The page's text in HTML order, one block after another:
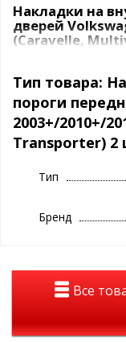
Накладки на
дверей
(Caravelle,
Артикул: NV-153802
Поверхность:
Покрытие: нет
Вес: 300 гр
Размер в упаковке:
Комплектация:
лакокрасочное
повреждение
верхняя
автомобиля уже
вы сможете скрыть
Тип товара:
пороги
2003+/2010+/
Transporter)
Тип
Бренд
Все